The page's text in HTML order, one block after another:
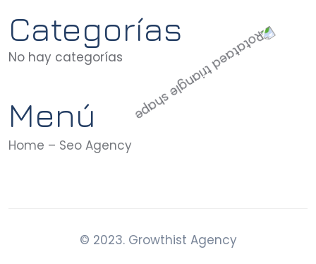
Categorías
No hay categorías
Menú
Home – Seo Agency
© 2023. Growthist Agency